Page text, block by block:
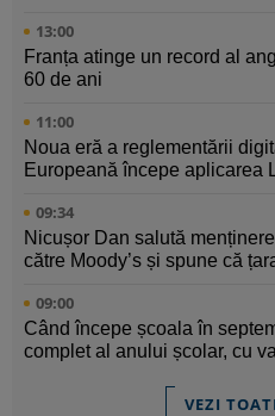
13:00
Franța atinge un record al
60 de ani
11:00
Noua eră a reglementării
Europeană începe aplicarea
09:34
Nicușor Dan salută
către Moody’s și spune că
09:00
Când începe școala în
complet al anului școlar, cu
VEZI